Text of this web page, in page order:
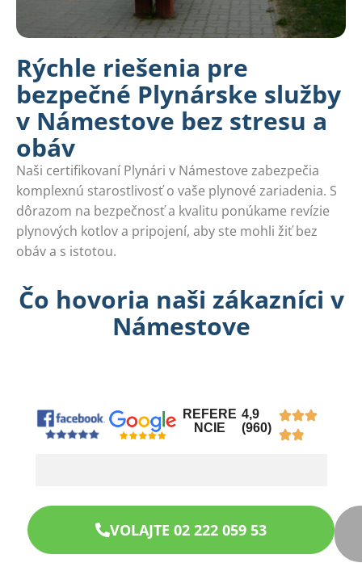
Rýchle riešenia pre
bezpečné Plynárske služby
v Námestove bez stresu a
obáv
Naši certifikovaní Plynári v Námestove zabezpečia
komplexnú starostlivosť o vaše plynové zariadenia. S
dôrazom na bezpečnosť a kvalitu ponúkame revízie
plynových kotlov a pripojení, aby ste mohli žiť bez
obáv a s istotou.
Čo hovoria naši zákazníci v
Námestove
REFERE
NCIE
4,9
(960)
VOLAJTE 02 222 059 53